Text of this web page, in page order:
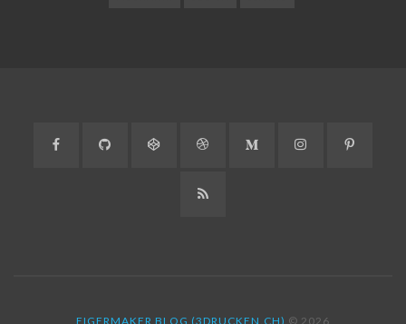
Facebook GitHub CodePen DribbbleMedium Instagram
RSS
EIGERMAKER BLOG (3DRUCKEN.CH) © 2026